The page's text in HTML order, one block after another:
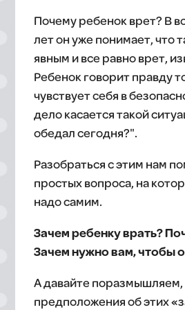
Почему ребенок врет? В
лет он уже понимает, что
явным и все равно врет,
Ребенок говорит правду
чувствует себя в
дело касается такой
обедал сегодня?".
Разобраться с этим нам
простых вопроса, на
надо самим.
Зачем ребенку врать?
Зачем нужно вам, чтобы
А давайте
предположения об этих